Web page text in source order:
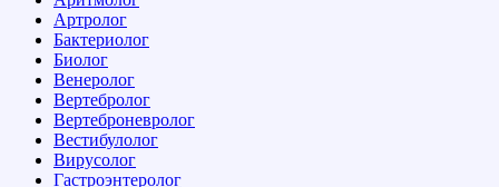
Артролог
Бактериолог
Биолог
Венеролог
Вертебролог
Вертеброневролог
Вестибулолог
Вирусолог
Гастроэнтеролог